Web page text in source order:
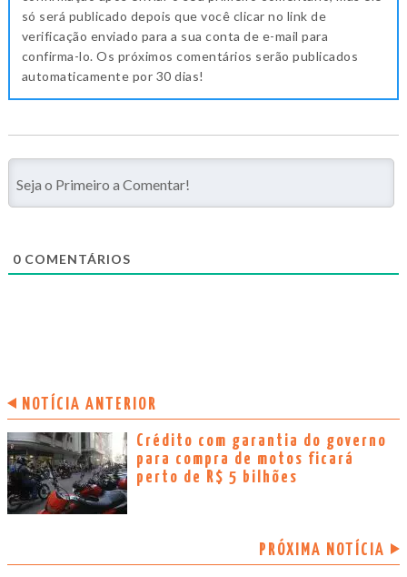
só será publicado depois que você clicar no link de
verificação enviado para a sua conta de e-mail para
confirma-lo. Os próximos comentários serão publicados
automaticamente por 30 dias!
0 COMENTÁRIOS
NOTÍCIA ANTERIOR
Crédito com garantia do governo
para compra de motos ficará
perto de R$ 5 bilhões
PRÓXIMA NOTÍCIA